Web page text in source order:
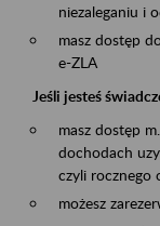
niezaleganiu i
masz dostęp
e-ZLA
Jeśli jesteś
masz dostęp
dochodach
czyli rocznego
możesz